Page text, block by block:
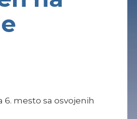
6. mesto sa osvojenih